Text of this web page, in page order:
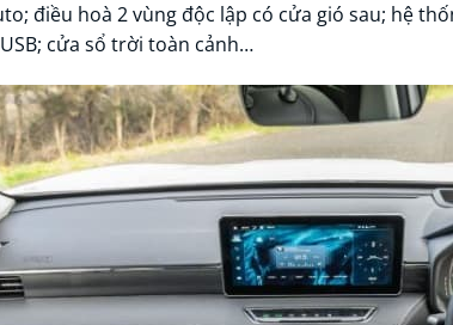
điều hoà 2 vùng độc lập có cửa gió sau; hệ
cửa sổ trời toàn cảnh…